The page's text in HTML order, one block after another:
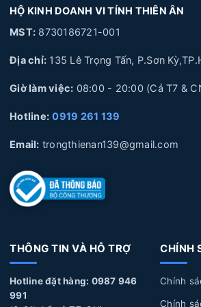
6. Laptop Thiên Ân chuyên cung cấp
chuyên sâu về Macbook
1. Nguyên nhân và dấu hiệu
bị hư hỏng
Nguyên nhân làm Pin Macbook bị
Sử dụng không đúng cách:
sạc trong thời gian dài và liên tục,
Tuổi thọ Pin:
Macbook của bạn
gian dài, pin sẽ trải qua quá trình
đến năng lượng giảm dần, hoặc pin
HỘ KINH DOANH VI TÍNH THIÊN ÂN
MST: 8730186721-001
Địa chỉ: 135 Lê Trọng Tấn, P.Sơn
Giờ làm việc: 08:00 - 20:00 (Cả T7 &
Hotline: 0919 261 139
Email: trongthienan139@gmail.com
THÔNG TIN VÀ HỖ TRỢ
Hotline đặt hàng: 0987 946
991
CHÍNH
Chính
Chính